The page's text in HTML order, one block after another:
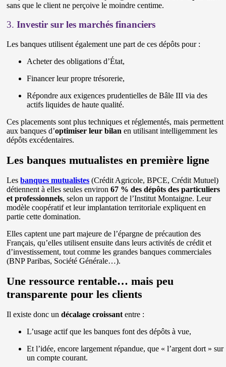
sans que le client ne perçoive le moindre centime.
3.Investir sur les marchés financiers
Les banques utilisent également une part de ces dépôts pour :
Acheter des obligations d’État,
Financer leur propre trésorerie,
Répondre aux exigences prudentielles de Bâle III via des
actifs liquides de haute qualité.
Ces placements sont plus techniques et réglementés, mais permettent
aux banques d’optimiser leur bilan en utilisant intelligemment les
dépôts excédentaires.
Les banques mutualistes en première ligne
Lesbanques mutualistes (Crédit Agricole, BPCE, Crédit Mutuel)
détiennent à elles seules environ67 % des dépôts des particuliers
et professionnels, selon un rapport de l’Institut Montaigne. Leur
modèle coopératif et leur implantation territoriale expliquent en
partie cette domination.
Elles captent une part majeure de l’épargne de précaution des
Français, qu’elles utilisent ensuite dans leurs activités de crédit et
d’investissement, tout comme les grandes banques commerciales
(BNP Paribas, Société Générale…).
Une ressource rentable… mais peu
transparente pour les clients
Il existe donc undécalage croissant entre :
L’usage actif que les banques font des dépôts à vue,
Et l’idée, encore largement répandue, que « l’argent dort » sur
un compte courant.